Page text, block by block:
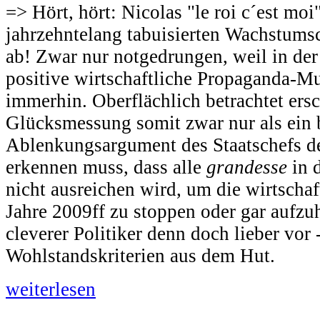
=> Hört, hört: Nicolas "le roi c´est
jahrzehntelang tabuisierten
ab! Zwar nur notgedrungen, weil in
positive wirtschaftliche Propaganda-
immerhin. Oberflächlich betrachtet
Glücksmessung somit zwar nur als ein
Ablenkungsargument des Staatschefs
erkennen muss, dass alle grandesse in
nicht ausreichen wird, um die
Jahre 2009ff zu stoppen oder gar
cleverer Politiker denn doch lieber vor
Wohlstandskriterien aus dem Hut.
weiterlesen